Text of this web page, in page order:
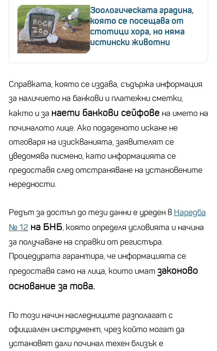
Зоологическата градина,
която се посещава от
стотици хора, но няма
истински животни
Справката, която се издава, съдържа информация
за наличието на банкови и платежни сметки,
както и за наети банкови сейфове на името на
починалото лице. Ако подаденото искане не
отговаря на изискванията, заявителят се
уведомява писмено, като информацията се
предоставя след отстраняване на установените
нередности.
Редът за достъп до тези данни е уреден в Наредба
№ 12 на БНБ, която определя условията и начина
за получаване на справки от регистъра.
Процедурата гарантира, че информацията се
предоставя само на лица, които имат законово
основание за това.
По този начин наследниците разполагат с
официален инструмент, чрез който могат да
установят дали починал техен близък е